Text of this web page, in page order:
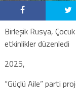
Birleşik Rusya,
etkinlikler düzenledi
2025,
“Güçlü Aile” parti